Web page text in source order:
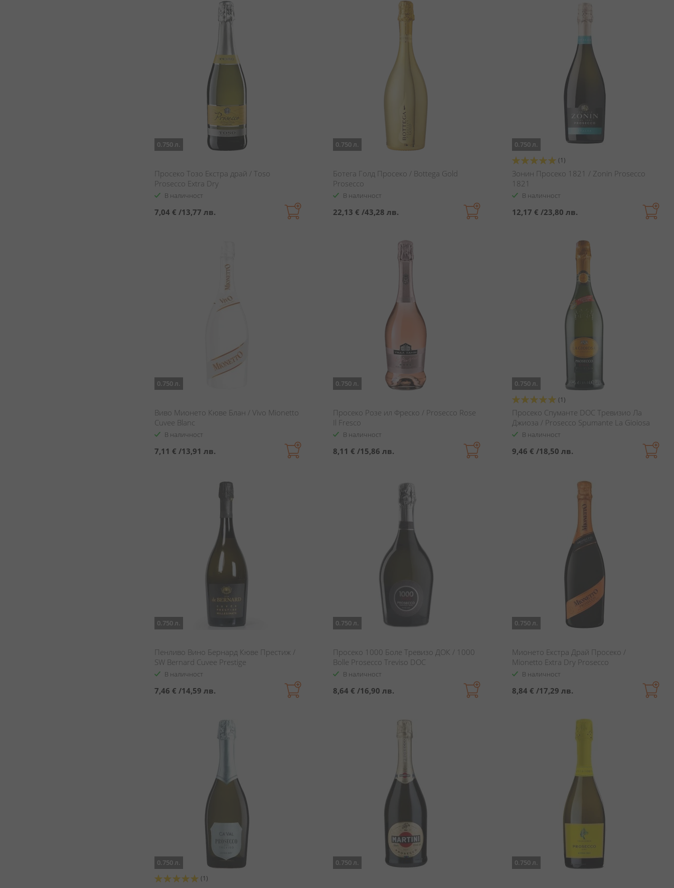
0.750 л.
Просеко Тозо Екстра драй / Toso
Prosecco Extra Dry
В наличност
7,04 € /13,77 лв.
0.750 л.
Ботега Голд Просеко / Bottega Gold
Prosecco
В наличност
22,13 € /43,28 лв.
0.750 л.
Оценка:
100%
(1)
Зонин Просеко 1821 / Zonin Prosecco
1821
В наличност
12,17 € /23,80 лв.
0.750 л.
Виво Мионето Кюве Блан / Vivo Mionetto
Cuvee Blanc
В наличност
7,11 € /13,91 лв.
0.750 л.
Просеко Розе ил Фреско / Prosecco Rose
Il Fresco
В наличност
8,11 € /15,86 лв.
0.750 л.
Оценка:
100%
(1)
Просеко Спуманте DOC Тревизио Ла
Джиоза / Prosecco Spumante La Gioiosa
Treviso
В наличност
9,46 € /18,50 лв.
0.750 л.
Пенливо Вино Бернард Кюве Престиж /
SW Bernard Cuvee Prestige
В наличност
7,46 € /14,59 лв.
0.750 л.
Просеко 1000 Боле Тревизо ДОК / 1000
Bolle Prosecco Treviso DOC
В наличност
8,64 € /16,90 лв.
0.750 л.
Мионето Екстра Драй Просеко /
Mionetto Extra Dry Prosecco
В наличност
8,84 € /17,29 лв.
0.750 л.
Оценка:
100%
(1)
0.750 л. 0.750 л.